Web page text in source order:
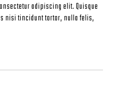
adipiscing elit. Quisque
nisi tincidunt tortor, nulla felis,